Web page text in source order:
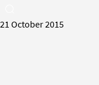
21 October 2015